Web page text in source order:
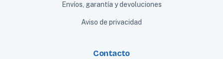
Envíos, garantía y devoluciones
Aviso de privacidad
Contacto